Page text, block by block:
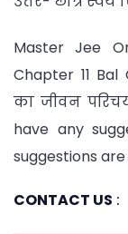
Master Jee
Chapter 11
का जीवन
have any
suggestions
CONTACT US :